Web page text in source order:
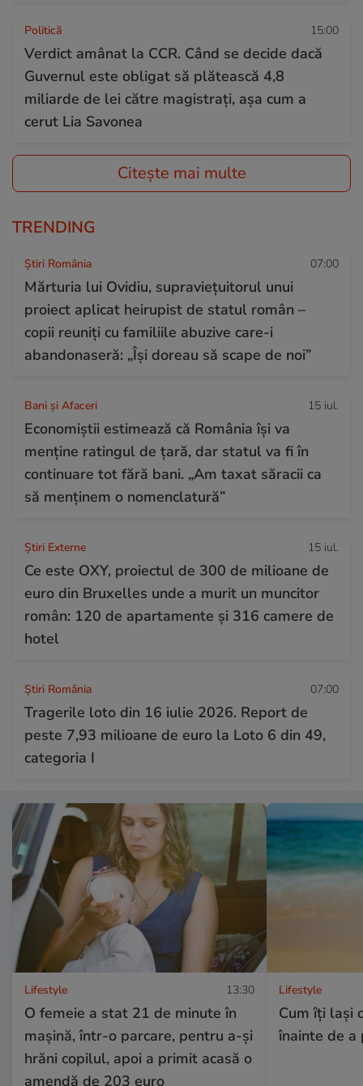
Politică 15:00
Verdict amânat la CCR. Când se decide dacă
Guvernul este obligat să plătească 4,8
miliarde de lei către magistrați, așa cum a
cerut Lia Savonea
Citește mai multe
TRENDING
Știri România 07:00
Mărturia lui Ovidiu, supraviețuitorul unui
proiect aplicat heirupist de statul român –
copii reuniți cu familiile abuzive care-i
abandonaseră: „Își doreau să scape de noi”
Bani și Afaceri 15 iul.
Economiștii estimează că România își va
menține ratingul de țară, dar statul va fi în
continuare tot fără bani. „Am taxat săracii ca
să menținem o nomenclatură”
Știri Externe 15 iul.
Ce este OXY, proiectul de 300 de milioane de
euro din Bruxelles unde a murit un muncitor
român: 120 de apartamente și 316 camere de
hotel
Știri România 07:00
Tragerile loto din 16 iulie 2026. Report de
peste 7,93 milioane de euro la Loto 6 din 49,
categoria I
Lifestyle 13:30
O femeie a stat 21 de minute în
mașină, într-o parcare, pentru a-și
hrăni copilul, apoi a primit acasă o
amendă de 203 euro
Lifestyle
Cum îţi laşi
înainte de a